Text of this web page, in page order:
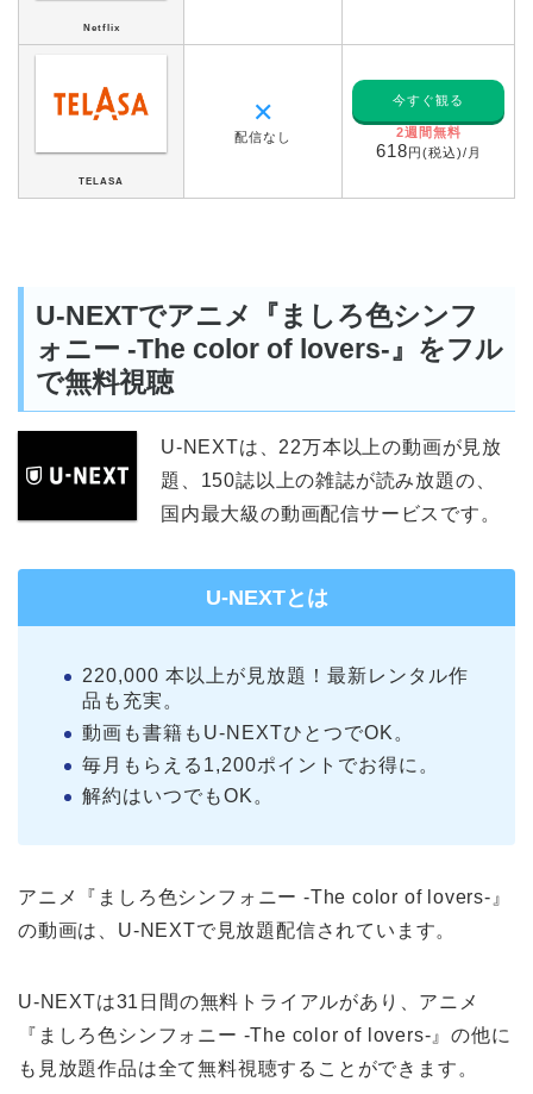
Netflix
TELASA
✕
配信なし
今すぐ観る
2週間無料
618円(税込)/月
U-NEXTでアニメ『ましろ色シンフ
ォニー -The color of lovers-』をフル
で無料視聴
U-NEXTは、22万本以上の動画が見放
題、150誌以上の雑誌が読み放題の、
国内最大級の動画配信サービスです。
U-NEXTとは
220,000 本以上が見放題！最新レンタル作
品も充実。
動画も書籍もU-NEXTひとつでOK。
毎月もらえる1,200ポイントでお得に。
解約はいつでもOK。
アニメ『ましろ色シンフォニー -The color of lovers-』
の動画は、U-NEXTで見放題配信されています。
U-NEXTは31日間の無料トライアルがあり、アニメ
『ましろ色シンフォニー -The color of lovers-』の他に
も見放題作品は全て無料視聴することができます。